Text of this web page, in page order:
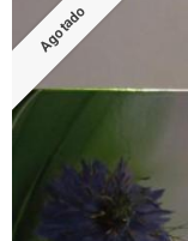
Agotado